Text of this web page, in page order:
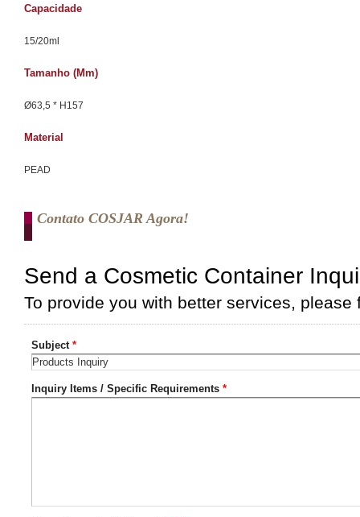
Capacidade
15/20ml
Tamanho (mm)
Ø63,5 * H157
Material
PEAD
Contato COSJAR Agora!